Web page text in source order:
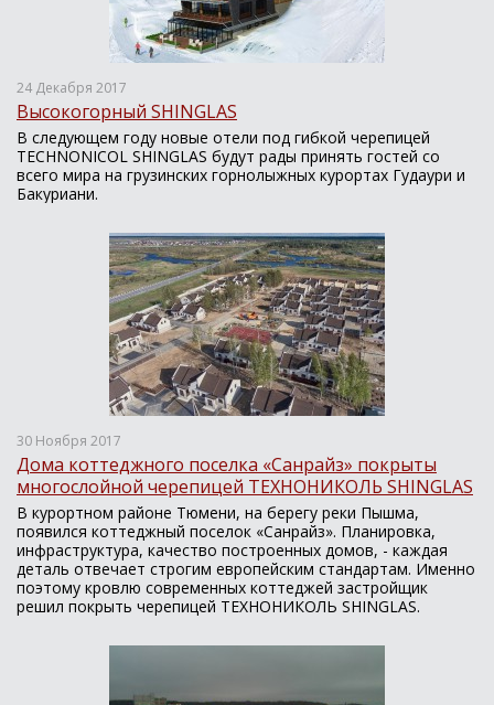
24 Декабря 2017
Высокогорный SHINGLAS
В следующем году новые отели под гибкой черепицей
TECHNONICOL SHINGLAS будут рады принять гостей со
всего мира на грузинских горнолыжных курортах Гудаури и
Бакуриани.
30 Ноября 2017
Дома коттеджного поселка «Санрайз» покрыты
многослойной черепицей ТЕХНОНИКОЛЬ SHINGLAS
В курортном районе Тюмени, на берегу реки Пышма,
появился коттеджный поселок «Санрайз». Планировка,
инфраструктура, качество построенных домов, - каждая
деталь отвечает строгим европейским стандартам. Именно
поэтому кровлю современных коттеджей застройщик
решил покрыть черепицей ТЕХНОНИКОЛЬ SHINGLAS.